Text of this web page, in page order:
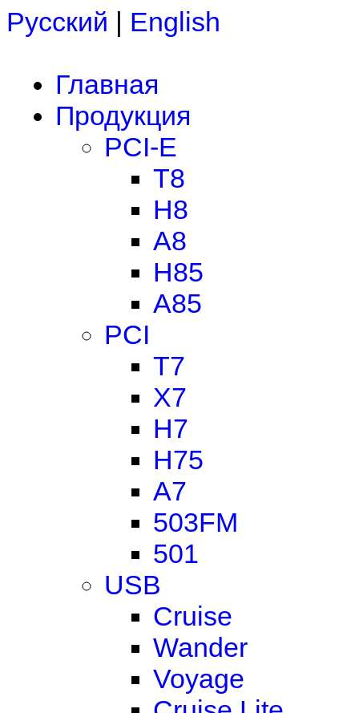
Русский | English
Главная
Продукция
PCI-E
T8
H8
A8
H85
A85
PCI
T7
X7
H7
H75
A7
503FM
501
USB
Cruise
Wander
Voyage